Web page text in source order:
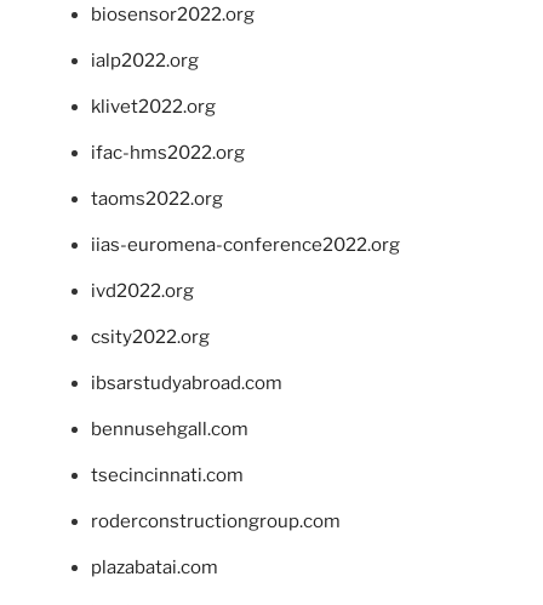
biosensor2022.org
ialp2022.org
klivet2022.org
ifac-hms2022.org
taoms2022.org
iias-euromena-conference2022.org
ivd2022.org
csity2022.org
ibsarstudyabroad.com
bennusehgall.com
tsecincinnati.com
roderconstructiongroup.com
plazabatai.com